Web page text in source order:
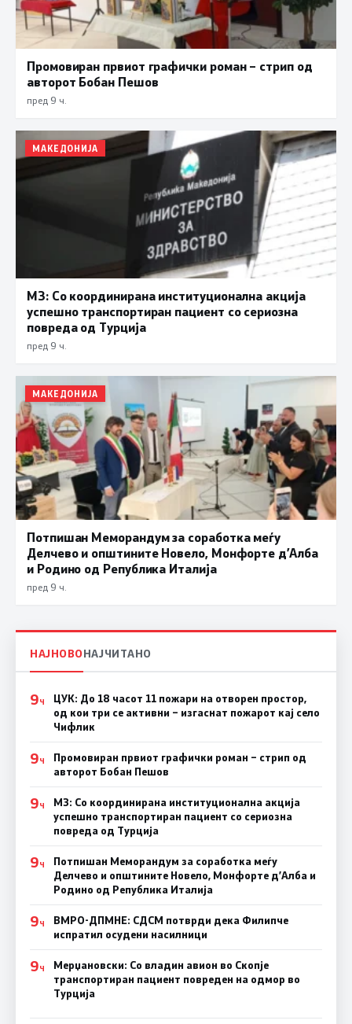
Промовиран првиот графички роман – стрип од
авторот Бобан Пешов
пред 9 ч.
МАКЕДОНИЈА
МЗ: Со координирана институционална акција
успешно транспортиран пациент со сериозна
повреда од Турција
пред 9 ч.
МАКЕДОНИЈА
Потпишан Меморандум за соработка меѓу
Делчево и општините Новело, Монфорте д’Алба
и Родино од Република Италија
пред 9 ч.
НАЈНОВОНАЈЧИТАНО
9Ч
ЦУК: До 18 часот 11 пожари на отворен простор,
од кои три се активни – изгаснат пожарот кај село
Чифлик
9Ч
Промовиран првиот графички роман – стрип од
авторот Бобан Пешов
9Ч
МЗ: Со координирана институционална акција
успешно транспортиран пациент со сериозна
повреда од Турција
9Ч
Потпишан Меморандум за соработка меѓу
Делчево и општините Новело, Монфорте д’Алба и
Родино од Република Италија
9Ч
ВМРО-ДПМНЕ: СДСM потврди дека Филипче
испратил осудени насилници
9Ч
Мерџановски: Со владин авион во Скопје
транспортиран пациент повреден на одмор во
Турција